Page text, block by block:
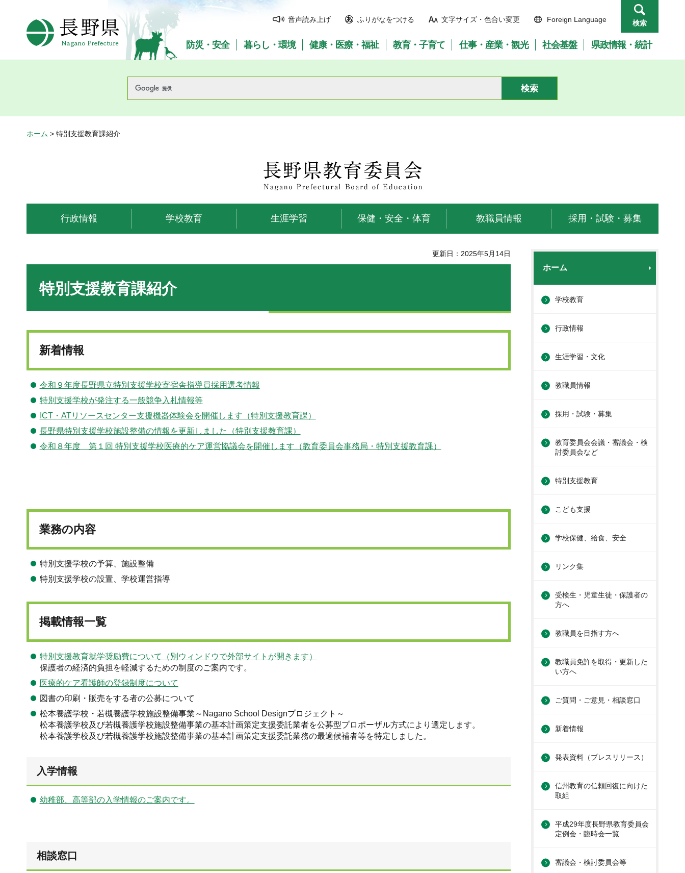
長野県Nagano Prefecture
音声読み上げ ふりがなをつける 文字サイズ・色合い変更 Foreign Language 検索
防災・安全 暮らし・環境 健康・医療・福祉 教育・子育て 仕事・産業・観光 社会基盤 県政情報・統計
ホーム > 特別支援教育課紹介
長野県教育委員会
行政情報 学校教育 生涯学習 保健・安全・体育 教職員情報 採用・試験・募集
更新日：2025年5月14日
特別支援教育課紹介
新着情報
令和９年度長野県立特別支援学校寄宿舎指導員採用選考情報
特別支援学校が発注する一般競争入札情報等
ICT・ATリソースセンター支援機器体験会を開催します（特別支援教育課）
長野県特別支援学校施設整備の情報を更新しました（特別支援教育課）
令和８年度 第１回 特別支援学校医療的ケア運営協議会を開催します（教育委員会事務局・特別支援教育課）
業務の内容
特別支援学校の予算、施設整備
特別支援学校の設置、学校運営指導
掲載情報一覧
特別支援教育就学奨励費について（別ウィンドウで外部サイトが開きます）
保護者の経済的負担を軽減するための制度のご案内です。
医療的ケア看護師の登録制度について
図書の印刷・販売をする者の公募について
松本養護学校・若槻養護学校施設整備事業～Nagano School Designプロジェクト～
松本養護学校及び若槻養護学校施設整備事業の基本計画策定支援委託業者を公募型プロポーザル方式により選定します。
松本養護学校及び若槻養護学校施設整備事業の基本計画策定支援委託業務の最適候補者等を特定しました。
入学情報
幼稚部、高等部の入学情報のご案内です。
相談窓口
ホーム
学校教育
行政情報
生涯学習・文化
教職員情報
採用・試験・募集
教育委員会会議・審議会・検
討委員会など
特別支援教育
こども支援
学校保健、給食、安全
リンク集
受検生・児童生徒・保護者の
方へ
教職員を目指す方へ
教職員免許を取得・更新した
い方へ
ご質問・ご意見・相談窓口
新着情報
発表資料（プレスリリース）
信州教育の信頼回復に向けた
取組
平成29年度長野県教育委員会
定例会・臨時会一覧
審議会・検討委員会等